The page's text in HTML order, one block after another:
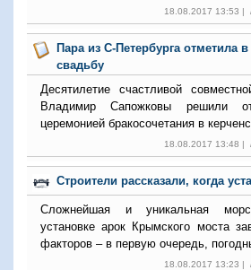
18.08.2017 13:53 |
Пара из С-Петербурга отметила
свадьбу
Десятилетие счастливой
Владимир Сапожковы решили
церемонией бракосочетания в
18.08.2017 13:48 |
Строители рассказали, когда
Сложнейшая и уникальная
установке арок Крымского моста
факторов – в первую очередь,
18.08.2017 13:23 |